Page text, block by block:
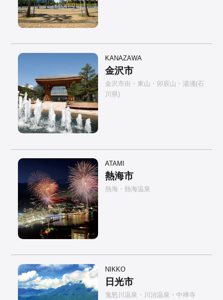
KANAZAWA
金沢市
金沢市街・東山・卯辰山・湯涌(石
川県)
ATAMI
熱海市
熱海・熱海温泉
NIKKO
日光市
鬼怒川温泉・川治温泉・中禅寺